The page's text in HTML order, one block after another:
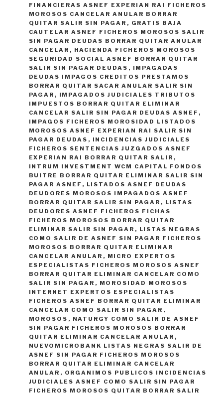
FINANCIERAS ASNEF EXPERIAN RAI FICHEROS
MOROSOS CANCELAR ANULAR BORRAR
QUITAR SALIR SIN PAGAR , GRATIS BAJA
CAUTELAR ASNEF FICHEROS MOROSOS SALIR
SIN PAGAR DEUDAS BORRAR QUITAR ANULAR
CANCELAR , HACIENDA FICHEROS MOROSOS
SEGURIDAD SOCIAL ASNEF BORRAR QUITAR
SALIR SIN PAGAR DEUDAS , IMPAGADAS
DEUDAS IMPAGOS CREDITOS PRESTAMOS
BORRAR QUITAR SACAR ANULAR SALIR SIN
PAGAR , IMPAGADOS JUDICIALES TRIBUTOS
IMPUESTOS BORRAR QUITAR ELIMINAR
CANCELAR SALIR SIN PAGAR DEUDAS ASNEF ,
IMPAGOS FICHEROS MOROSIDAD LISTADOS
MOROSOS ASNEF EXPERIAN RAI SALIR SIN
PAGAR DEUDAS , INCIDENCIAS JUDICIALES
FICHEROS SENTENCIAS JUZGADOS ASNEF
EXPERIAN RAI BORRAR QUITAR SALIR ,
INTRUM INVESTMENT WCM CAPITAL FONDOS
BUITRE BORRAR QUITAR ELIMINAR SALIR SIN
PAGAR ASNEF , LISTADOS ASNEF DEUDAS
DEUDORES MOROSOS IMPAGADOS ASNEF
BORRAR QUITAR SALIR SIN PAGAR , LISTAS
DEUDORES ASNEF FICHEROS FICHAS
FICHEROS MOROSOS BORRAR QUITAR
ELIMINAR SALIR SIN PAGAR , LISTAS NEGRAS
COMO SALIR DE ASNEF SIN PAGAR FICHEROS
MOROSOS BORRAR QUITAR ELIMINAR
CANCELAR ANULAR , MICRO EXPERTOS
ESPECIALISTAS FICHEROS MOROSOS ASNEF
BORRAR QUITAR ELIMINAR CANCELAR COMO
SALIR SIN PAGAR , MOROSIDAD MOROSOS
INTERNET EXPERTOS ESPECIALISTAS
FICHEROS ASNEF BORRAR QUITAR ELIMINAR
CANCELAR COMO SALIR SIN PAGAR ,
MOROSOS , NATURGY COMO SALIR DE ASNEF
SIN PAGAR FICHEROS MOROSOS BORRAR
QUITAR ELIMINAR CANCELAR ANULAR ,
NUEVOMICROBANK LISTAS NEGRAS SALIR DE
ASNEF SIN PAGAR FICHEROS MOROSOS
BORRAR QUITAR ELIMINAR CANCELAR
ANULAR , ORGANIMOS PUBLICOS INCIDENCIAS
JUDICIALES ASNEF COMO SALIR SIN PAGAR
FICHEROS MOROSOS QUITAR BORRAR SALIR